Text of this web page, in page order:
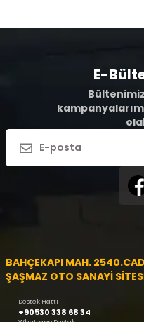
E-
BAHÇEKAPI MAH.
ŞAŞMAZ OTO SANAYİ
Destek Hattı
+90530 338 68 34